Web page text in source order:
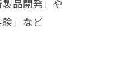
品開発」や
験」など